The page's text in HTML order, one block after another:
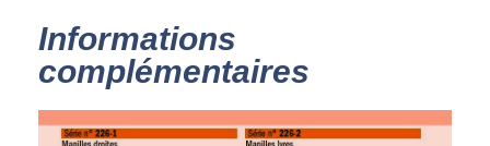
Informations
complémentaires